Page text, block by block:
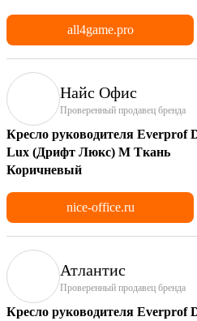
all4game.pro
Найс Офис
Проверенный продавец бренда
Кресло руководителя Everprof
Lux (Дрифт Люкс) M Ткань
Коричневый
nice-office.ru
Атлантис
Проверенный продавец бренда
Кресло руководителя Everprof